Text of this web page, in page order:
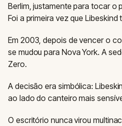
Berlim, justamente para tocar o
Foi a primeira vez que
Em 2003, depois de vencer o
se mudou para Nova York. A
Zero.
A decisão era simbólica:
ao lado do canteiro mais
O escritório nunca virou